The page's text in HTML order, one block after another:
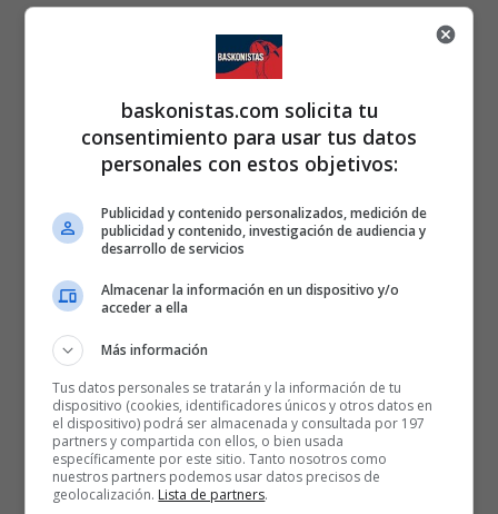
baskonistas.com solicita tu
consentimiento para usar tus datos
personales con estos objetivos:
Publicidad y contenido personalizados, medición de
publicidad y contenido, investigación de audiencia y
desarrollo de servicios
Almacenar la información en un dispositivo y/o
acceder a ella
Más información
Tus datos personales se tratarán y la información de tu
dispositivo (cookies, identificadores únicos y otros datos en
el dispositivo) podrá ser almacenada y consultada por 197
partners y compartida con ellos, o bien usada
específicamente por este sitio. Tanto nosotros como
nuestros partners podemos usar datos precisos de
geolocalización. Lista de partners.